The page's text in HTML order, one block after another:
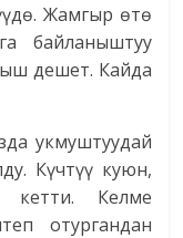
Жамгыр өтө
байланыштуу
дешет. Кайда
укмуштуудай
Күчтүү куюн,
кетти. Келме
отургандан